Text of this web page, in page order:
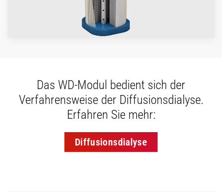
Das WD-Modul bedient sich der
Verfahrensweise der Diffusionsdialyse.
Erfahren Sie mehr:
Diffusionsdialyse